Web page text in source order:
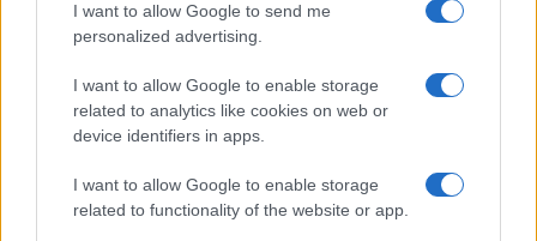
I want to allow Google to send me
personalized advertising.
I want to allow Google to enable storage
related to analytics like cookies on web or
device identifiers in apps.
I want to allow Google to enable storage
related to functionality of the website or app.
Referendum giustizia, l’Armata Brancaleone del
;I miei amici muoiono! Correte! Le telefonate
dell’orrore di Crans Montana